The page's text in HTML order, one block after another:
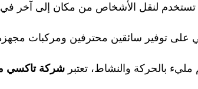
لنقل الأشخاص من مكان إلى آخر في
على توفير سائقين محترفين ومركبات
بالحركة والنشاط، تعتبر شركة تاكسي